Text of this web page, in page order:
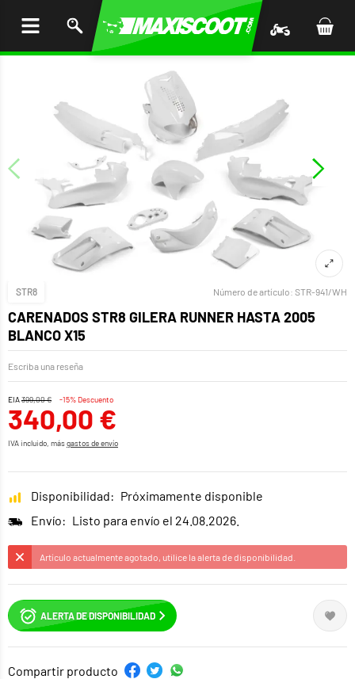
STR8 Número de artículo: STR-941/WH
CARENADOS STR8 GILERA RUNNER HASTA 2005
BLANCO X15
Escriba una reseña
EIA399,00 € -15% Descuento
340,00 €
IVA incluido, másgastos de envío
Disponibilidad: Próximamente disponible
Envío: Listo para envío el 24.08.2026.
Artículo actualmente agotado, utilice la alerta de disponibilidad.
ALERTA DE DISPONIBILIDAD
Compartir producto